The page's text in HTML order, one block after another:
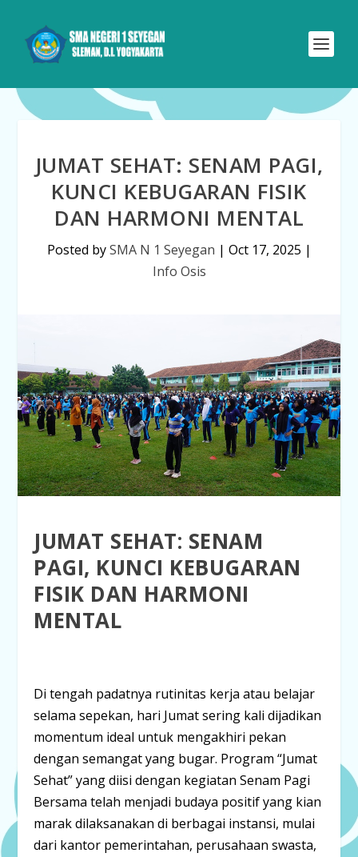
JUMAT SEHAT: SENAM PAGI,
KUNCI KEBUGARAN FISIK
DAN HARMONI MENTAL
Posted bySMA N 1 Seyegan | Oct 17, 2025 |
Info Osis
JUMAT SEHAT: SENAM
PAGI, KUNCI KEBUGARAN
FISIK DAN HARMONI
MENTAL
Di tengah padatnya rutinitas kerja atau belajar
selama sepekan, hari Jumat sering kali dijadikan
momentum ideal untuk mengakhiri pekan
dengan semangat yang bugar. Program “Jumat
Sehat” yang diisi dengan kegiatanSenam Pagi
Bersama telah menjadi budaya positif yang kian
marak dilaksanakan di berbagai instansi, mulai
dari kantor pemerintahan, perusahaan swasta,